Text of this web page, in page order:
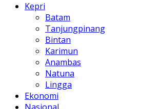
Kepri
Batam
Tanjungpinang
Bintan
Karimun
Anambas
Natuna
Lingga
Ekonomi